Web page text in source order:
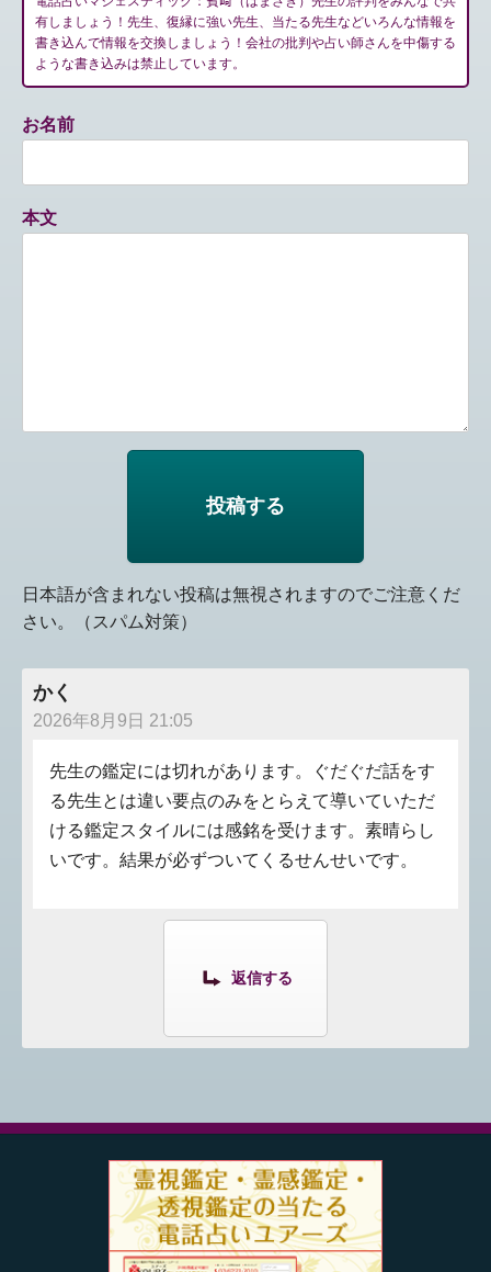
有しましょう！先生、復縁に強い先生、当たる先生などいろんな情報を
書き込んで情報を交換しましょう！会社の批判や占い師さんを中傷する
ような書き込みは禁止しています。
お名前
本文
日本語が含まれない投稿は無視されますのでご注意くだ
さい。（スパム対策）
かく
2026年8月9日 21:05
先生の鑑定には切れがあります。ぐだぐだ話をす
る先生とは違い要点のみをとらえて導いていただ
ける鑑定スタイルには感銘を受けます。素晴らし
いです。結果が必ずついてくるせんせいです。
返信する